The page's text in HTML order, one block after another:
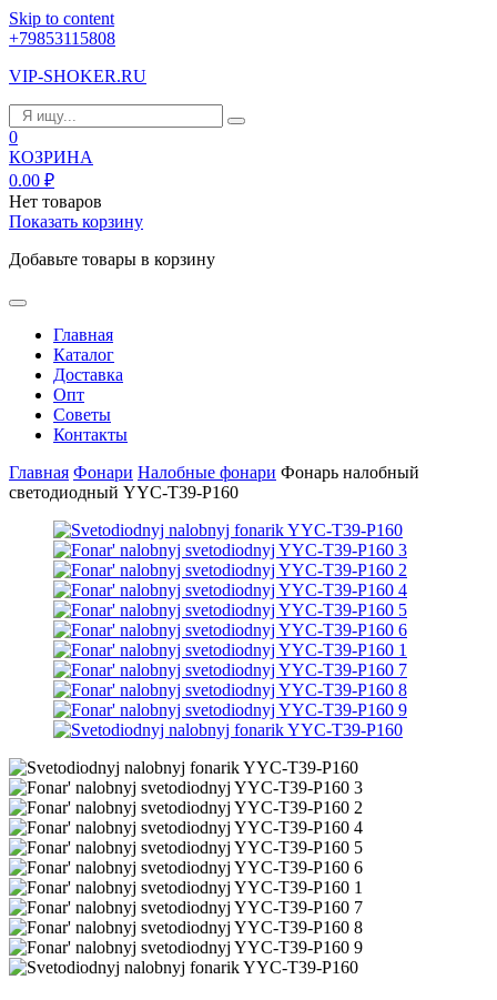
Skip to content
+79853115808
VIP-SHOKER.RU
0
КОЗРИНА
0.00 ₽
Нет товаров
Показать корзину
Добавьте товары в корзину
Главная
Каталог
Доставка
Опт
Советы
Контакты
Главная Фонари Налобные фонари Фонарь налобный
светодиодный YYC-T39-P160